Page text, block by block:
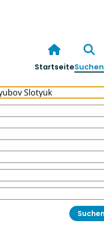
StartseiteSuchen